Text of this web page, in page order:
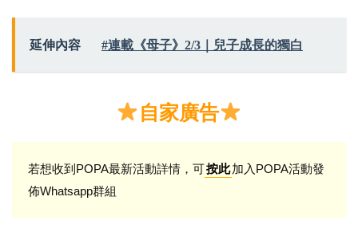
延伸內容 #連載《母子》2/3｜兒子成長的獨白
自家廣告
若想收到POPA最新活動詳情，可按此加入POPA活動發
佈Whatsapp群組